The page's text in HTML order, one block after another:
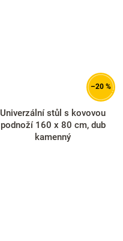
–20 %
Univerzální stůl s kovovou
podnoží 160 x 80 cm, dub
kamenný